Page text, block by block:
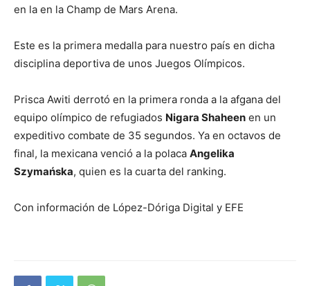
en la en la Champ de Mars Arena.
Este es la primera medalla para nuestro país en dicha
disciplina deportiva de unos Juegos Olímpicos.
Prisca Awiti derrotó en la primera ronda a la afgana del
equipo olímpico de refugiados Nigara Shaheen en un
expeditivo combate de 35 segundos. Ya en octavos de
final, la mexicana venció a la polaca Angelika
Szymańska, quien es la cuarta del ranking.
Con información de López-Dóriga Digital y EFE